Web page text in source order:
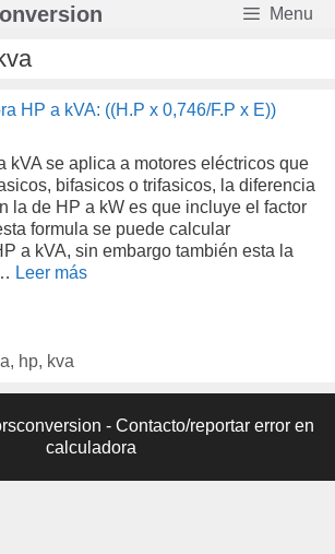
Menu
HP a kVA: ((H.P x 0,746/F.P x E))
kVA se aplica a motores eléctricos que
bifasicos o trifasicos, la diferencia
la de HP a kW es que incluye el factor
formula se puede calcular
a kVA, sin embargo también esta la
Leer más
, hp, kva
- Contacto/reportar error en
calculadora